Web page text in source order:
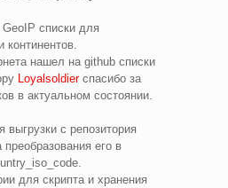
списки для
нашел на github списки
Loyalsoldier спасибо за
в актуальном состоянии.
выгрузки с репозитория
преобразования его в
для скрипта и хранения